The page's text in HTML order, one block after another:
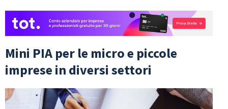
Mini PIA per le micro e piccole
imprese in diversi settori